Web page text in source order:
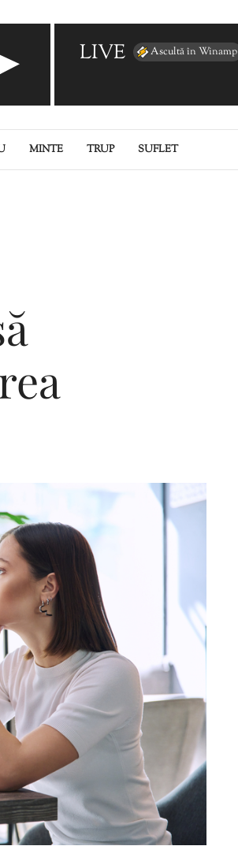
LIVE Ascultă în Winamp
MINTE TRUP SUFLET
FRUMOS